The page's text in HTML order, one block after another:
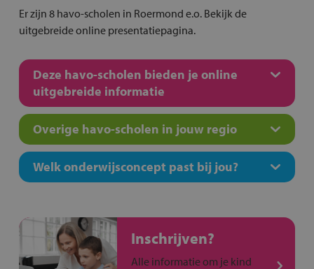
Er zijn 8 havo-scholen in Roermond e.o. Bekijk de
uitgebreide online presentatiepagina.
Deze havo-scholen bieden je online
uitgebreide informatie
Overige havo-scholen in jouw regio
Welk onderwijsconcept past bij jou?
Inschrijven?
Alle informatie om je kind